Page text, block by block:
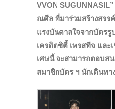
VVON
ณศีล ที่มาร่วมสร้างสรร
แรงบันดาลใจจากบัตร
เครดิตซิตี้ เพรสทีจ และ
เศษนี้ จะสามารถตอบส
สมาชิกบัตร ฯ นักเดินทา